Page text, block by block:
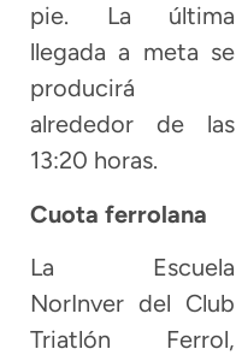
pie. La última
llegada a meta se
producirá
alrededor de las
13:20 horas.
Cuota ferrolana
La Escuela
NorInver del Club
Triatlón Ferrol,